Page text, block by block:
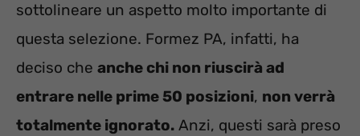
sottolineare un aspetto molto importante di
questa selezione. Formez PA, infatti, ha
deciso che anche chi non riuscirà ad
entrare nelle prime 50 posizioni, non verrà
totalmente ignorato. Anzi, questi sarà preso